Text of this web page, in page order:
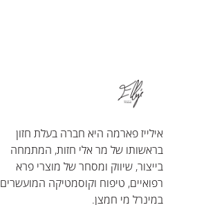
אילייז פארמה היא חברה בעלת חזון
בראשותו של מר אלי חזות, המתמחה
בייצור, שיווק ומסחר של מוצרי פרא
רפואיים, טיפוח וקוסמטיקה המועשרים
במינרל מי חמצן.